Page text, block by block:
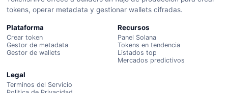
tokens, operar metadata y gestionar wallets cifradas.
Plataforma
Crear token
Gestor de metadata
Gestor de wallets
Recursos
Panel Solana
Tokens en tendencia
Listados top
Mercados predictivos
Legal
Terminos del Servicio